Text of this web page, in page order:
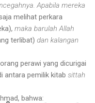
Apabila mereka
melihat perkara
maka barulah Allah
terlibat) dan kalangan
perawi yang dicurigai
antara pemilik kitab sittah
bahwa: